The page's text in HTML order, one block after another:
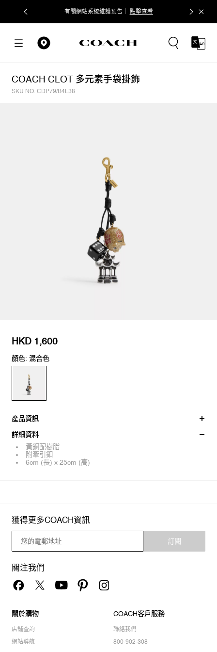
有關網站系統維護預告｜點擊查看 COACH會
COACH CLOT 多元素手袋掛飾
SKU NO: CDP79/B4L38
HKD 1,600
顏色: 混合色
產品資訊
詳細資料
黃銅配樹脂
附牽引釦
6cm (長) x 25cm (高)
獲得更多COACH資訊
訂閱
關注我們
關於購物
店舖查詢
網站導航
COACH客戶服務
聯絡我們
800-902-308